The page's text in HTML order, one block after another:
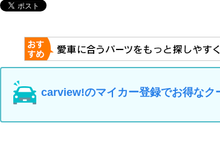
carview!のマイカー登録でお得なク